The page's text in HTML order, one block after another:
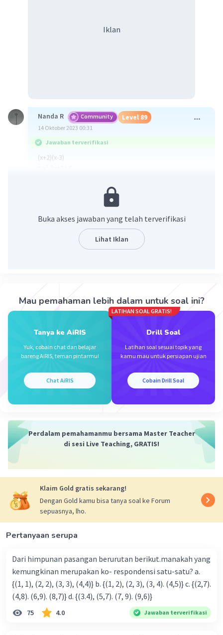
Iklan
Nanda R Community Level 89
14 Oktober 2023 00:31
Jawaban terverifikasi
(x+2)(x-3)
Buka akses jawaban yang telah terverifikasi
Lihat Iklan
Mau pemahaman lebih dalam untuk soal ini?
Tanya ke AiRIS
Yuk, cobain chat dan belajar
bareng AiRIS, teman pintarmu!
Chat AiRIS
LATIHAN SOAL GRATIS!
Drill Soal
Latihan soal sesuai topik yang
kamu mau untuk persiapan ujian
Cobain Drill Soal
Perdalam pemahamanmu bersama Master Teacher
di sesi Live Teaching, GRATIS!
Klaim Gold gratis sekarang!
Dengan Gold kamu bisa tanya soal ke Forum
sepuasnya, lho.
Pertanyaan serupa
Dari himpunan pasangan berurutan berikut.manakah yang
kemungkinan merupakan ko- respondensi satu-satu? a.
{(1, 1), (2, 2), (3, 3), (4,4)} b. {(1, 2), (2, 3), (3, 4). (4,5)} c. {(2,7).
(4,8). (6,9). (8,7)} d. {(3.4), (5,7). (7, 9). (9,6)}
75 4.0 Jawaban terverifikasi